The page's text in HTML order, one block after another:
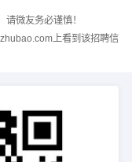
微友务必谨慎！
上看到该招聘信